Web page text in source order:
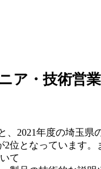
ア・技術営
、2021年度の埼玉
位となっています
て